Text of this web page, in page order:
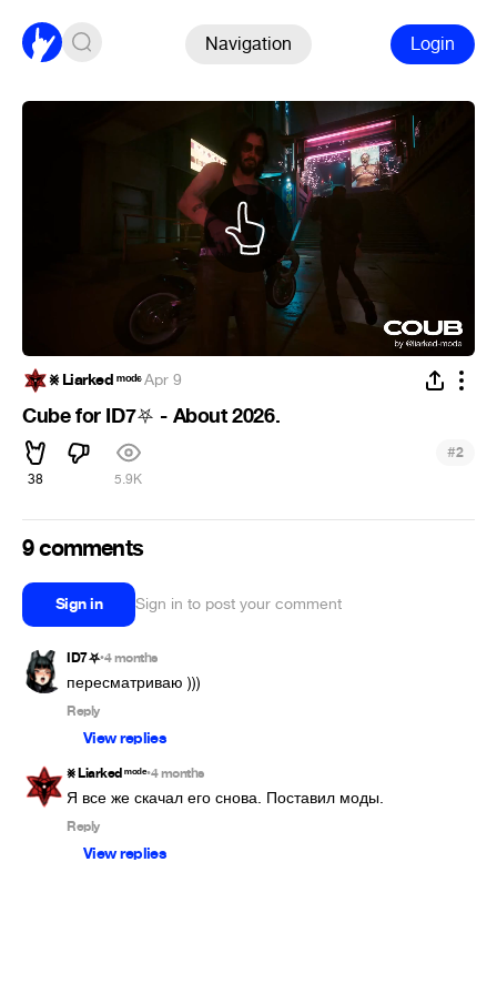
Navigation Login
⨳ Liarked ᵐᵒᵈᵉ·Apr 9
Cube for ID7⛧ - About 2026.
38 5.9K
#2
9 comments
Sign in Sign in to post your comment
ID7⛧•4 months
пересматриваю )))
Reply
View replies
⨳ Liarked ᵐᵒᵈᵉ•4 months
Я все же скачал его снова. Поставил моды.
Reply
View replies